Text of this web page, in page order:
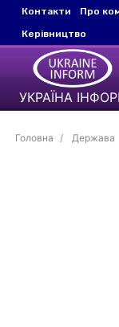
Контакти Про
Керівництво
УКРАЇНА
Головна Держава